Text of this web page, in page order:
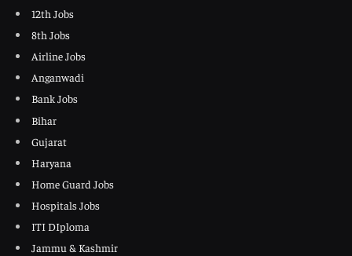
12th Jobs
8th Jobs
Airline Jobs
Anganwadi
Bank Jobs
Bihar
Gujarat
Haryana
Home Guard Jobs
Hospitals Jobs
ITI DIploma
Jammu & Kashmir